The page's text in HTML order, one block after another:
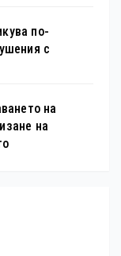
по-
с
на
на